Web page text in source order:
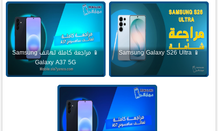
📱 Samsung Galaxy S26 Ultra
📱 مراجعة كاملة لهاتف Samsung
Galaxy A37 5G